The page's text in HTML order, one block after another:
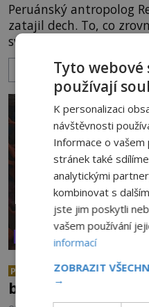
Peruánský antropolog
zatajil dech. To, co
světa. Nemůže být!
peruánském městečku
legendárního Cuzca
hory Apu a přemýšlí,
Právě nalezl ostatky dvou
nad nálezem kroutí
ZOBRAZIT VÍCE
VESMÍR A TECHNOLOGIE
PREMIUM
Jsme
budoucnosti?
Tyto
používají
K personalizaci
návštěvnosti
Informace o vašem
stránek také
analytickými
kombinovat s
jste jim poskytli
vašem používání
informací
ZOBRAZIT
→